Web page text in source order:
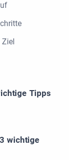
Tipps
wichtige